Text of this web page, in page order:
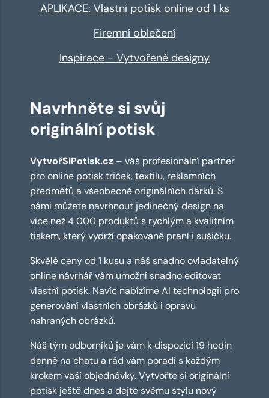
APLIKACE: Vlastní potisk online od 1 ks
Firemní oblečení
Inspirace - Vytvořené designy
Navrhněte si svůj
originální potisk
VytvořSiPotisk.cz – váš profesionální partner
pro online potisk triček,textilu, reklamních
předmětů a všeobecně originálních dárků. S
námi můžete navrhnout jedinečný design na
více než 4 000 produktů s rychlým a kvalitním
tiskem, který vydrží opakované praní i sušičku.
Skvělé ceny od 1 kusu a náš snadno ovladatelný
online návrhářvám umožní snadno editovat
vlastní potisk. Navíc nabízímeAI technologii pro
generování vlastních obrázků i opravu
nahraných obrázků.
Náš tým odborníků je vám k dispozici 19 hodin
denně na chatu a rád vám poradí s každým
krokem vaší objednávky. Vytvořte si originální
potisk ještě dnes a dejte svému stylu nový